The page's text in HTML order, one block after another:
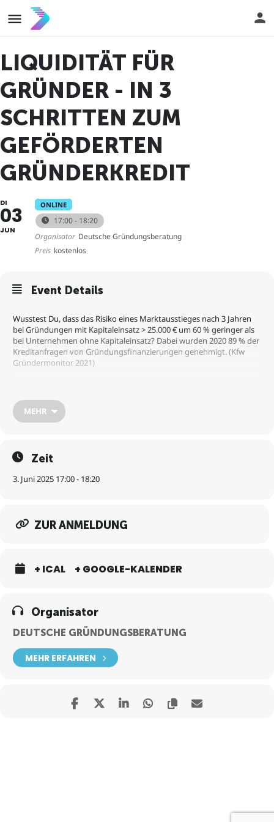
LIQUIDITÄT FÜR
GRÜNDER - IN 3
SCHRITTEN ZUM
GEFÖRDERTEN
GRÜNDERKREDIT
DI
03
JUN
ONLINE
17:00 - 18:20
Organisator Deutsche Gründungsberatung
Preis kostenlos
Event Details
Wusstest Du, dass das Risiko eines Marktausstieges nach 3 Jahren
bei Gründungen mit Kapitaleinsatz > 25.000 € um 60 % geringer als
bei Unternehmen ohne Kapitaleinsatz? Dabei wurden 2020 89 % der
Kreditanfragen von Gründungsfinanzierungen genehmigt. (Kfw
Gründermonitor 2021)
In diesem Seminar erklären Dir Gordon Gemein (Deutsche
Gründungsberatung) und Nicole Trapp (Sparkasse Krefeld):
➡️ wie Du dich optimal auf Bankgespräche vorbereitest
➡️ und warum Du durch ein Bankgespräch nur gewinnen kannst.
MEHR
Zeit
3. Juni 2025 17:00 - 18:20
ZUR ANMELDUNG
+ ICAL + GOOGLE-KALENDER
Organisator
DEUTSCHE GRÜNDUNGSBERATUNG
MEHR ERFAHREN